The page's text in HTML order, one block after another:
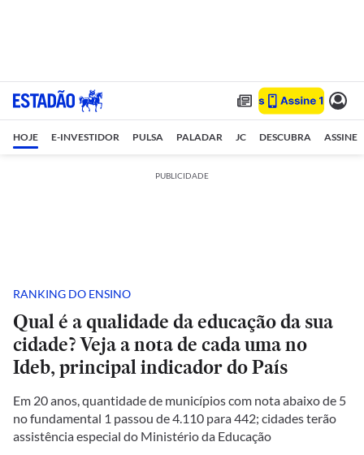
HOJE E-INVESTIDOR PULSA PALADAR JC DESCUBRA ASSINE
PUBLICIDADE
RANKING DO ENSINO
Qual é a qualidade da educação da sua
cidade? Veja a nota de cada uma no
Ideb, principal indicador do País
Em 20 anos, quantidade de municípios com nota abaixo de 5
no fundamental 1 passou de 4.110 para 442; cidades terão
assistência especial do Ministério da Educação